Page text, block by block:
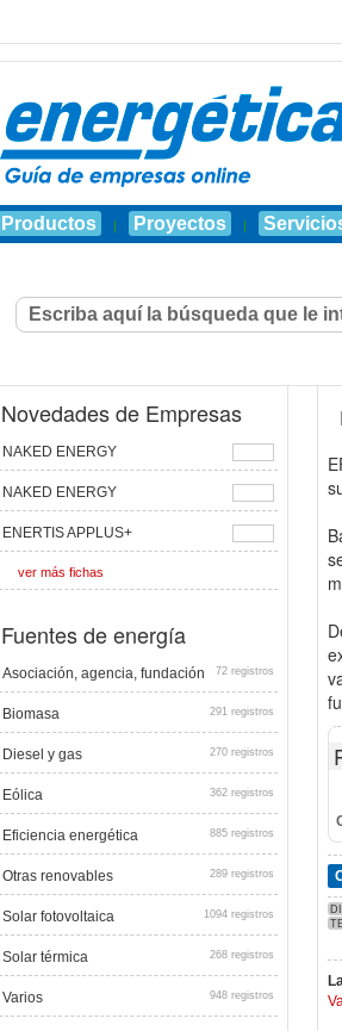
Productos | Proyectos |
Novedades de Empresas
NAKED ENERGY
NAKED ENERGY
ENERTIS APPLUS+
ver más fichas
Fuentes de energía
Asociación, agencia, fundación 72 registros
Biomasa 291 registros
Diesel y gas 270 registros
Eólica 362 registros
Eficiencia energética 885 registros
Otras renovables 289 registros
Solar fotovoltaica 1094 registros
Solar térmica 268 registros
Varios 948 registros